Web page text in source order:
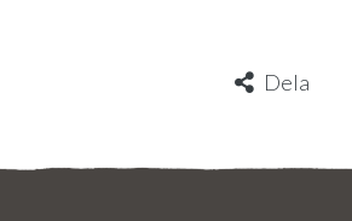
Dela